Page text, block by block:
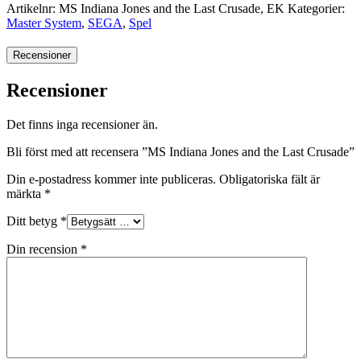
Artikelnr: MS Indiana Jones and the Last Crusade, EK Kategorier:
Master System, SEGA, Spel
Recensioner
Recensioner
Det finns inga recensioner än.
Bli först med att recensera ”MS Indiana Jones and the Last Crusade”
Din e-postadress kommer inte publiceras. Obligatoriska fält är
märkta *
Ditt betyg *
Din recension *